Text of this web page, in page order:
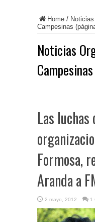
Home / Noticias
Campesinas
Noticias
Campesinas
Las luchas
Formosa,
Aranda a
2 mayo, 2012 1